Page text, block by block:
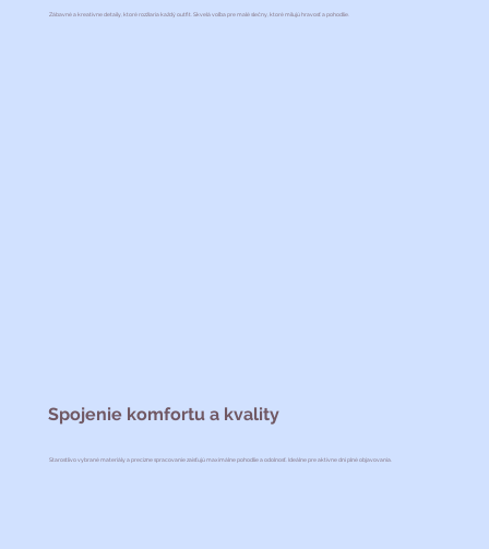
Zábavné a kreatívne detaily, ktoré rozžiaria každý outfit. Skvelá voľba pre malé slečny, ktoré milujú hravosť a pohodlie.
Spojenie komfortu a kvality
Starostlivo vybrané materiály a precízne spracovanie zaisťujú maximálne pohodlie a odolnosť. Ideálne pre aktívne dni plné objavovania.